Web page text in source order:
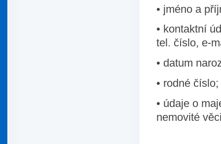
• jméno a
• kontaktní
tel. číslo, e-
• datum
• rodné číslo;
• údaje o
nemovité